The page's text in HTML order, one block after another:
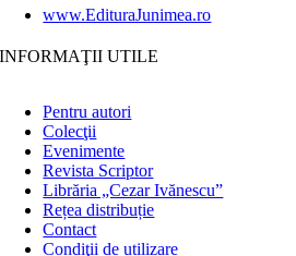
www.EdituraJunimea.ro
INFORMAŢII UTILE
Pentru autori
Colecţii
Evenimente
Revista Scriptor
Librăria „Cezar Ivănescu”
Rețea distribuție
Contact
Condiţii de utilizare